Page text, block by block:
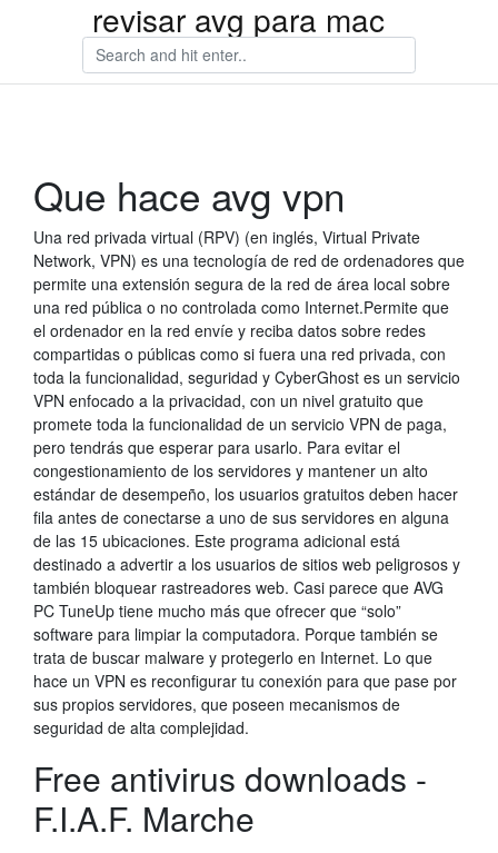
revisar avg para mac
Que hace avg vpn
Una red privada virtual (RPV) (en inglés, Virtual Private
Network, VPN) es una tecnología de red de ordenadores que
permite una extensión segura de la red de área local sobre
una red pública o no controlada como Internet.Permite que
el ordenador en la red envíe y reciba datos sobre redes
compartidas o públicas como si fuera una red privada, con
toda la funcionalidad, seguridad y CyberGhost es un servicio
VPN enfocado a la privacidad, con un nivel gratuito que
promete toda la funcionalidad de un servicio VPN de paga,
pero tendrás que esperar para usarlo. Para evitar el
congestionamiento de los servidores y mantener un alto
estándar de desempeño, los usuarios gratuitos deben hacer
fila antes de conectarse a uno de sus servidores en alguna
de las 15 ubicaciones. Este programa adicional está
destinado a advertir a los usuarios de sitios web peligrosos y
también bloquear rastreadores web. Casi parece que AVG
PC TuneUp tiene mucho más que ofrecer que “solo”
software para limpiar la computadora. Porque también se
trata de buscar malware y protegerlo en Internet. Lo que
hace un VPN es reconfigurar tu conexión para que pase por
sus propios servidores, que poseen mecanismos de
seguridad de alta complejidad.
Free antivirus downloads -
F.I.A.F. Marche